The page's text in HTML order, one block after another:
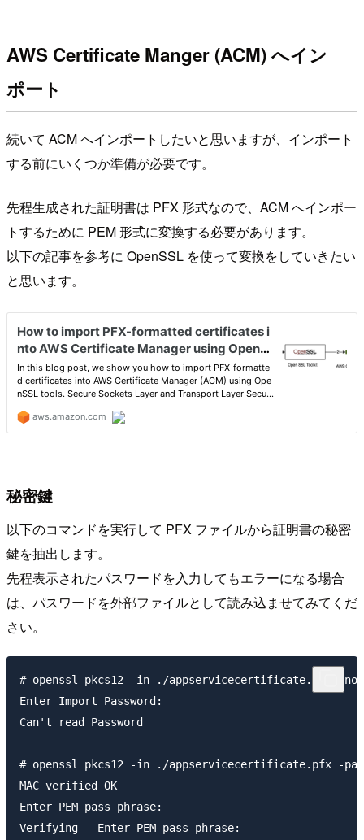
AWS Certificate Manger (ACM) へイン
ポート
続いて ACM へインポートしたいと思いますが、インポート
する前にいくつか準備が必要です。
先程生成された証明書は PFX 形式なので、ACM へインポー
トするために PEM 形式に変換する必要があります。
以下の記事を参考に OpenSSL を使って変換をしていきたい
と思います。
秘密鍵
以下のコマンドを実行して PFX ファイルから証明書の秘密
鍵を抽出します。
先程表示されたパスワードを入力してもエラーになる場合
は、パスワードを外部ファイルとして読み込ませてみてくだ
さい。
# openssl pkcs12 -in ./appservicecertificate.pfx -
Enter Import Password:
Can't read Password
# openssl pkcs12 -in ./appservicecertificate.pfx -
MAC verified OK
Enter PEM pass phrase: